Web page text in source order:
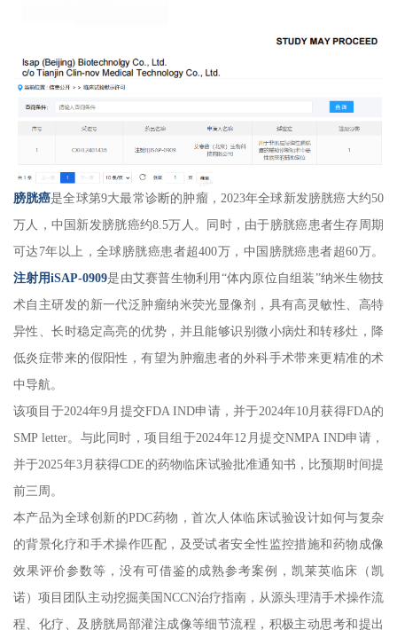
膀胱癌是全球第9大最常诊断的肿瘤，2023年全球新发膀胱癌大约50
万人，中国新发膀胱癌约8.5万人。同时，由于膀胱癌患者生存周期
可达7年以上，全球膀胱癌患者超400万，中国膀胱癌患者超60万。
注射用iSAP-0909是由艾赛普生物利用“体内原位自组装”纳米生物技
术自主研发的新一代泛肿瘤纳米荧光显像剂，具有高灵敏性、高特
异性、长时稳定高亮的优势，并且能够识别微小病灶和转移灶，降
低炎症带来的假阳性，有望为肿瘤患者的外科手术带来更精准的术
中导航。
该项目于2024年9月提交FDA IND申请，并于2024年10月获得FDA的
SMP letter。与此同时，项目组于2024年12月提交NMPA IND申请，
并于2025年3月获得CDE的药物临床试验批准通知书，比预期时间提
前三周。
本产品为全球创新的PDC药物，首次人体临床试验设计如何与复杂
的背景化疗和手术操作匹配，及受试者安全性监控措施和药物成像
效果评价参数等，没有可借鉴的成熟参考案例，凯莱英临床（凯
诺）项目团队主动挖掘美国NCCN治疗指南，从源头理清手术操作流
程、化疗、及膀胱局部灌注成像等细节流程，积极主动思考和提出